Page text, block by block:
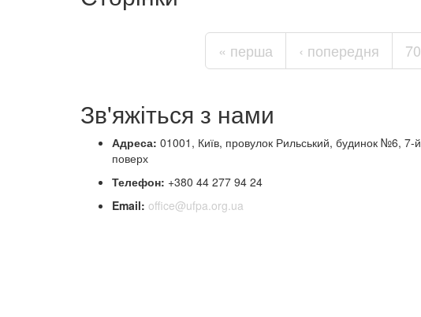
« перша ‹ попередня 70
Зв'яжіться з нами
Адреса: 01001, Київ, провулок Рильський, будинок №6, 7-й
поверх
Телефон: +380 44 277 94 24
Email: office@ufpa.org.ua